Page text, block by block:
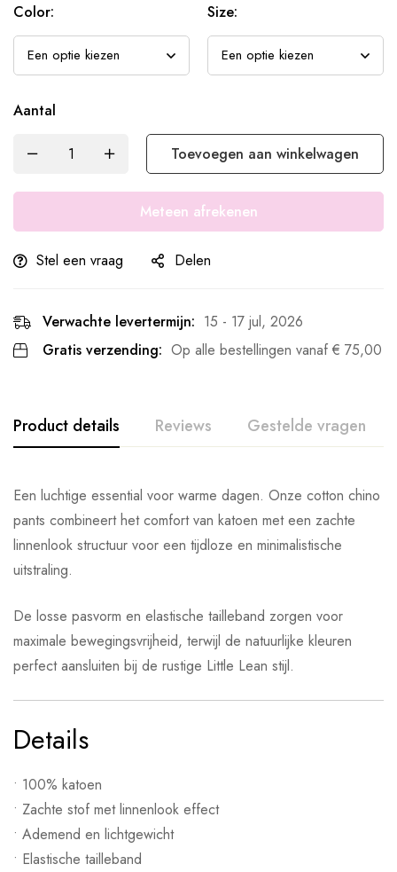
Color: Size:
Aantal
Toevoegen aan winkelwagen
Meteen afrekenen
Stel een vraag Delen
Verwachte levertermijn: 15 - 17 jul, 2026
Gratis verzending: Op alle bestellingen vanaf € 75,00
Product details Reviews Gestelde vragen
Een luchtige essential voor warme dagen. Onze cotton chino
pants combineert het comfort van katoen met een zachte
linnenlook structuur voor een tijdloze en minimalistische
uitstraling.
De losse pasvorm en elastische tailleband zorgen voor
maximale bewegingsvrijheid, terwijl de natuurlijke kleuren
perfect aansluiten bij de rustige Little Lean stijl.
Details
• 100% katoen
• Zachte stof met linnenlook effect
• Ademend en lichtgewicht
• Elastische tailleband